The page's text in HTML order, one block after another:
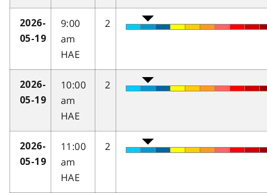
2026-
05-19
9:00
am
HAE
2
2026-
05-19
10:00
am
HAE
2
2026-
05-19
11:00
am
HAE
2